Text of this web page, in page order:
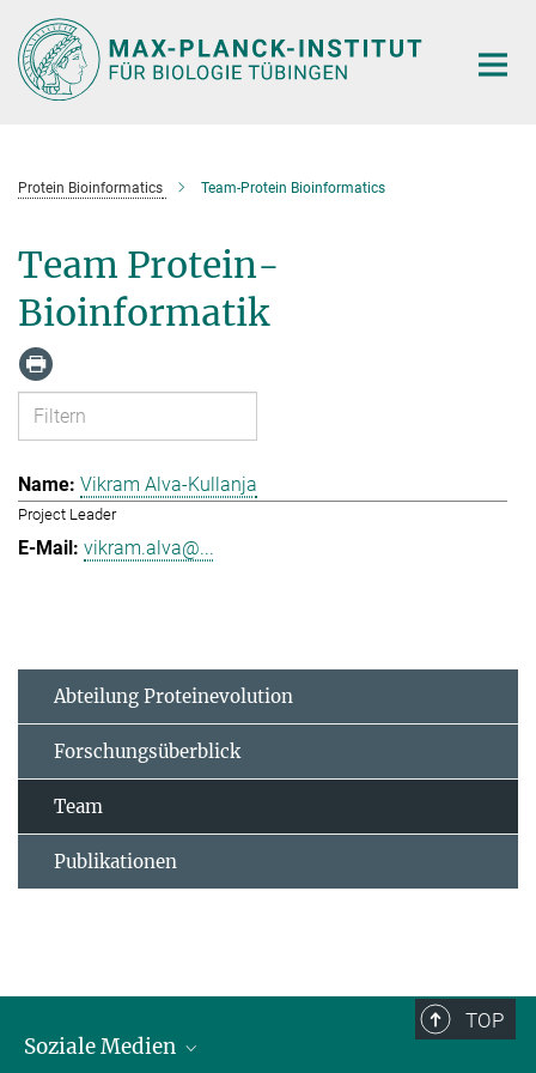
Hauptinhalt
Protein Bioinformatics Team-Protein Bioinformatics
Team Protein-
Bioinformatik
Vikram Alva-Kullanja
Project Leader
vikram.alva@...
Abteilung Proteinevolution
Forschungsüberblick
Team
Publikationen
TOP
Soziale Medien